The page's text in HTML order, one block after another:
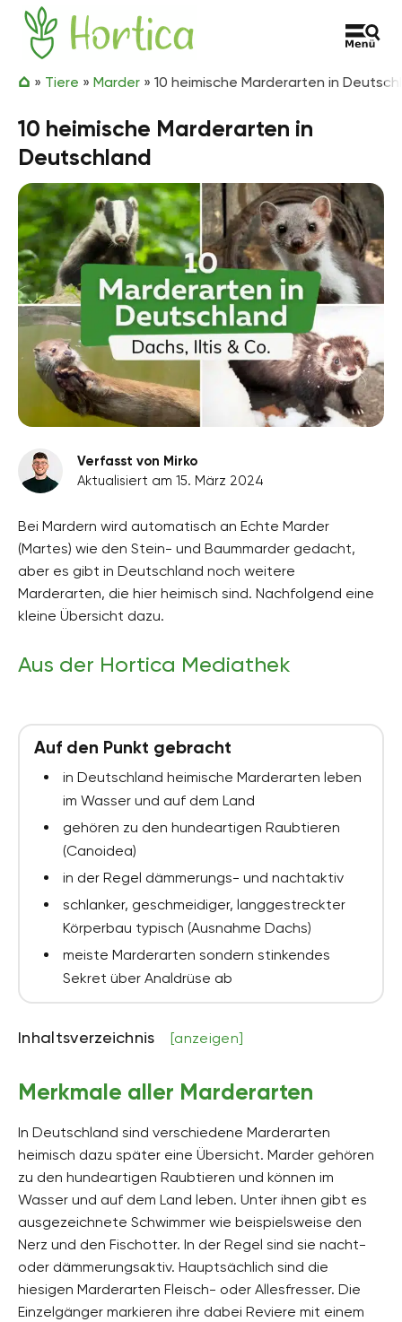
Zum Inhalt springen
Hortica
» Tiere » Marder » 10 heimische Marderarten in
10 heimische Marderarten in
Deutschland
Verfasst von Mirko
Aktualisiert am 15. März 2024
Bei Mardern wird automatisch an Echte Marder
(Martes) wie den Stein- und Baummarder gedacht,
aber es gibt in Deutschland noch weitere
Marderarten, die hier heimisch sind. Nachfolgend eine
kleine Übersicht dazu.
Aus der Hortica Mediathek
Auf den Punkt gebracht
in Deutschland heimische Marderarten leben
im Wasser und auf dem Land
gehören zu den hundeartigen Raubtieren
(Canoidea)
in der Regel dämmerungs- und nachtaktiv
schlanker, geschmeidiger, langgestreckter
Körperbau typisch (Ausnahme Dachs)
meiste Marderarten sondern stinkendes
Sekret über Analdrüse ab
Inhaltsverzeichnis [anzeigen]
Merkmale aller Marderarten
In Deutschland sind verschiedene Marderarten
heimisch dazu später eine Übersicht. Marder gehören
zu den hundeartigen Raubtieren und können im
Wasser und auf dem Land leben. Unter ihnen gibt es
ausgezeichnete Schwimmer wie beispielsweise den
Nerz und den Fischotter. In der Regel sind sie nacht-
oder dämmerungsaktiv. Hauptsächlich sind die
hiesigen Marderarten Fleisch- oder Allesfresser. Die
Einzelgänger markieren ihre dabei Reviere mit einem